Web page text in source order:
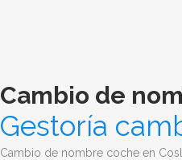
Cambio de
Gestoría
Cambio de nombre coche en